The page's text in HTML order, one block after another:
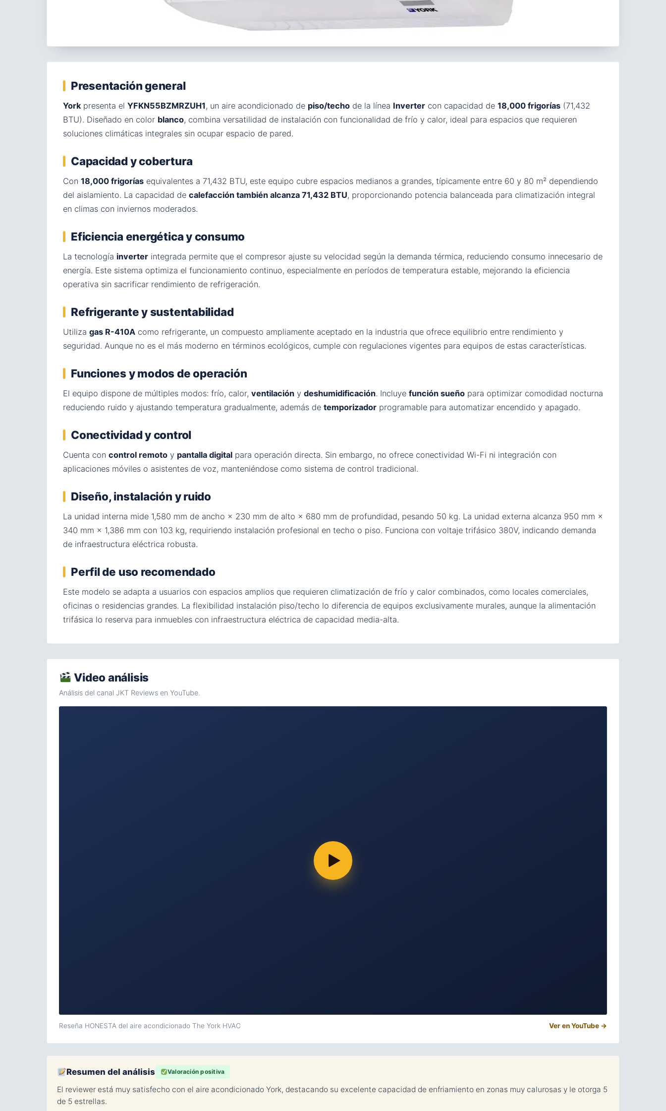
Presentación general
Yorkpresenta el YFKN55BZMRZUH1, un aire acondicionado de piso/techo de la línea Inverter con capacidad de 18,000 frigorías (71,432
BTU). Diseñado en color blanco, combina versatilidad de instalación con funcionalidad de frío y calor, ideal para espacios que requieren
soluciones climáticas integrales sin ocupar espacio de pared.
Capacidad y cobertura
Con 18,000 frigorías equivalentes a 71,432 BTU, este equipo cubre espacios medianos a grandes, típicamente entre 60 y 80 m² dependiendo
del aislamiento. La capacidad de calefacción también alcanza 71,432 BTU, proporcionando potencia balanceada para climatización integral
en climas con inviernos moderados.
Eficiencia energética y consumo
La tecnología inverter integrada permite que el compresor ajuste su velocidad según la demanda térmica, reduciendo consumo innecesario de
energía. Este sistema optimiza el funcionamiento continuo, especialmente en períodos de temperatura estable, mejorando la eficiencia
operativa sin sacrificar rendimiento de refrigeración.
Refrigerante y sustentabilidad
Utiliza gas R-410A como refrigerante, un compuesto ampliamente aceptado en la industria que ofrece equilibrio entre rendimiento y
seguridad. Aunque no es el más moderno en términos ecológicos, cumple con regulaciones vigentes para equipos de estas características.
Funciones y modos de operación
El equipo dispone de múltiples modos: frío, calor, ventilación y deshumidificación. Incluye función sueño para optimizar comodidad nocturna
reduciendo ruido y ajustando temperatura gradualmente, además de temporizador programable para automatizar encendido y apagado.
Conectividad y control
Cuenta con control remoto y pantalla digital para operación directa. Sin embargo, no ofrece conectividad Wi-Fi ni integración con
aplicaciones móviles o asistentes de voz, manteniéndose como sistema de control tradicional.
Diseño, instalación y ruido
La unidad interna mide 1,580 mm de ancho × 230 mm de alto × 680 mm de profundidad, pesando 50 kg. La unidad externa alcanza 950 mm ×
340 mm × 1,386 mm con 103 kg, requiriendo instalación profesional en techo o piso. Funciona con voltaje trifásico 380V, indicando demanda
de infraestructura eléctrica robusta.
Perfil de uso recomendado
Este modelo se adapta a usuarios con espacios amplios que requieren climatización de frío y calor combinados, como locales comerciales,
oficinas o residencias grandes. La flexibilidad instalación piso/techo lo diferencia de equipos exclusivamente murales, aunque la alimentación
trifásica lo reserva para inmuebles con infraestructura eléctrica de capacidad media-alta.
Video análisis
Análisis del canal JKT Reviews en YouTube.
Reseña HONESTA del aire acondicionado The York HVAC Ver en YouTube →
Resumen del análisis Valoración positiva
El reviewer está muy satisfecho con el aire acondicionado York, destacando su excelente capacidad de enfriamiento en zonas muy calurosas y le otorga 5
de 5 estrellas.